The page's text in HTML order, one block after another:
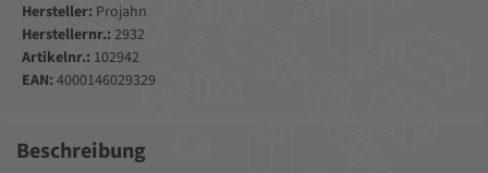
Hersteller: Projahn
Herstellernr.: 2932
Artikelnr.: 102942
EAN: 4000146029329
Beschreibung